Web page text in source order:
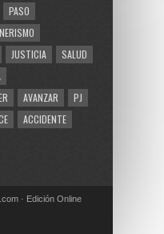
PASO
JUSTICIA
SALUD
AVANZAR
PJ
ACCIDENTE
· Edición Online